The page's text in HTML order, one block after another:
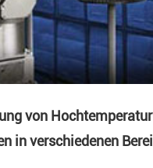
von
in verschiedenen